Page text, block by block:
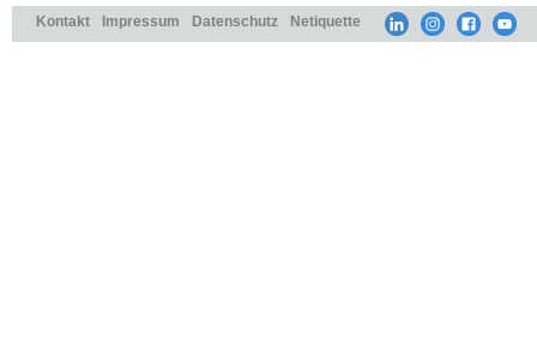
Kontakt Impressum Datenschutz Netiquette